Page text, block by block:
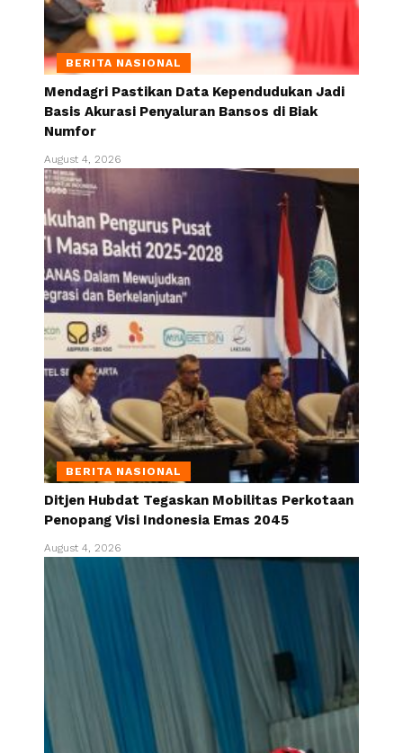
BERITA NASIONAL
Mendagri Pastikan Data Kependudukan Jadi
Basis Akurasi Penyaluran Bansos di Biak
Numfor
August 4, 2026
BERITA NASIONAL
Ditjen Hubdat Tegaskan Mobilitas Perkotaan
Penopang Visi Indonesia Emas 2045
August 4, 2026